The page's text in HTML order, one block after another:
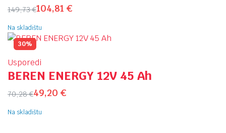
149,73€104,81 €
Na skladištu
30%
Usporedi
BEREN ENERGY 12V 45 Ah
70,28€49,20 €
Na skladištu